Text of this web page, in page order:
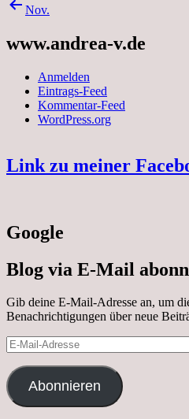
Nov.
www.andrea-v.de
Anmelden
Eintrags-Feed
Kommentar-Feed
WordPress.org
Link zu meiner
Google
Blog via E-Mail
Gib deine E-Mail-Adresse an, um
Benachrichtigungen über neue
E-
Mail-
Adresse
Abonnieren